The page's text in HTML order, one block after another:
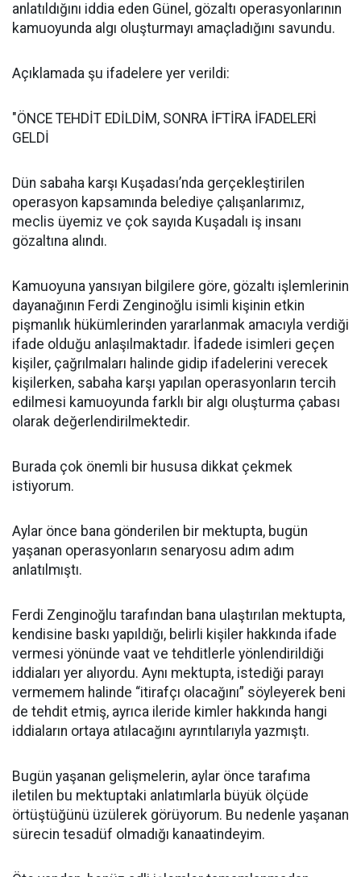
anlatıldığını iddia eden Günel, gözaltı operasyonlarının
kamuoyunda algı oluşturmayı amaçladığını savundu.
Açıklamada şu ifadelere yer verildi:
"ÖNCE TEHDİT EDİLDİM, SONRA İFTİRA İFADELERİ
GELDİ
Dün sabaha karşı Kuşadası’nda gerçekleştirilen
operasyon kapsamında belediye çalışanlarımız,
meclis üyemiz ve çok sayıda Kuşadalı iş insanı
gözaltına alındı.
Kamuoyuna yansıyan bilgilere göre, gözaltı işlemlerinin
dayanağının Ferdi Zenginoğlu isimli kişinin etkin
pişmanlık hükümlerinden yararlanmak amacıyla verdiği
ifade olduğu anlaşılmaktadır. İfadede isimleri geçen
kişiler, çağrılmaları halinde gidip ifadelerini verecek
kişilerken, sabaha karşı yapılan operasyonların tercih
edilmesi kamuoyunda farklı bir algı oluşturma çabası
olarak değerlendirilmektedir.
Burada çok önemli bir hususa dikkat çekmek
istiyorum.
Aylar önce bana gönderilen bir mektupta, bugün
yaşanan operasyonların senaryosu adım adım
anlatılmıştı.
Ferdi Zenginoğlu tarafından bana ulaştırılan mektupta,
kendisine baskı yapıldığı, belirli kişiler hakkında ifade
vermesi yönünde vaat ve tehditlerle yönlendirildiği
iddiaları yer alıyordu. Aynı mektupta, istediği parayı
vermemem halinde “itirafçı olacağını” söyleyerek beni
de tehdit etmiş, ayrıca ileride kimler hakkında hangi
iddiaların ortaya atılacağını ayrıntılarıyla yazmıştı.
Bugün yaşanan gelişmelerin, aylar önce tarafıma
iletilen bu mektuptaki anlatımlarla büyük ölçüde
örtüştüğünü üzülerek görüyorum. Bu nedenle yaşanan
sürecin tesadüf olmadığı kanaatindeyim.